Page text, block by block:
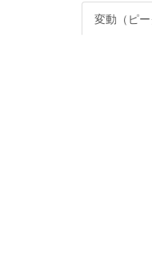
変動（ピー